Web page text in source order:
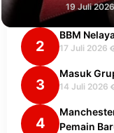
19 Juli 2026
2
BBM
17 Juli 2026
3
Masuk
14 Juli 2026
4
Pemain